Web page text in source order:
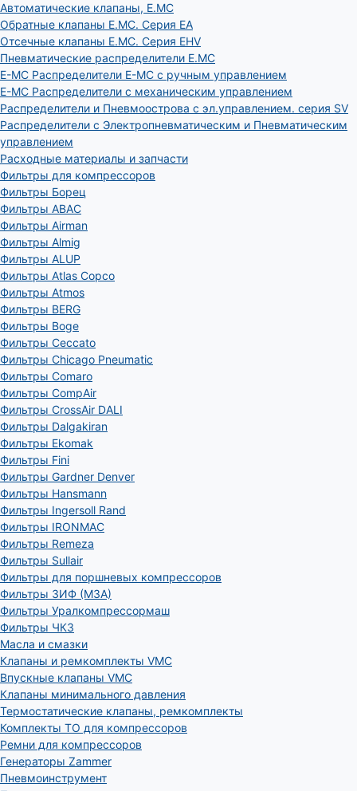
Автоматические клапаны, Е.МС
Обратные клапаны E.MC. Серия EA
Отсечные клапаны E.MC. Серия EHV
Пневматические распределители E.MC
E-MC Распределители E-MC с ручным управлением
E-MC Распределители с механическим управлением
Распределители и Пневмоострова с эл.управлением. серия SV
Распределители с Электропневматическим и Пневматическим
управлением
Расходные материалы и запчасти
Фильтры для компрессоров
Фильтры Борец
Фильтры ABAC
Фильтры Airman
Фильтры Almig
Фильтры ALUP
Фильтры Atlas Copco
Фильтры Atmos
Фильтры BERG
Фильтры Boge
Фильтры Ceccato
Фильтры Chicago Pneumatic
Фильтры Comaro
Фильтры CompAir
Фильтры CrossAir DALI
Фильтры Dalgakiran
Фильтры Ekomak
Фильтры Fini
Фильтры Gardner Denver
Фильтры Hansmann
Фильтры Ingersoll Rand
Фильтры IRONMAC
Фильтры Remeza
Фильтры Sullair
Фильтры для поршневых компрессоров
Фильтры ЗИФ (МЗА)
Фильтры Уралкомпрессормаш
Фильтры ЧКЗ
Масла и смазки
Клапаны и ремкомплекты VMC
Впускные клапаны VMC
Клапаны минимального давления
Термостатические клапаны, ремкомплекты
Комплекты ТО для компрессоров
Ремни для компрессоров
Генераторы Zammer
Пневмоинструмент